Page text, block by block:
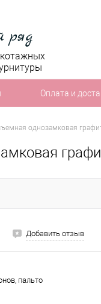
Оплата и
однозамковая
Добавить отзыв
пальто